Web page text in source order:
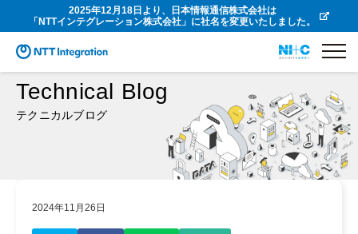
2025年12月18日より、日本情報通信株式会社は
「NTTインテグレーション株式会社」に社名を変更いたしました。
Technical Blog
テクニカルブログ
2024年11月26日